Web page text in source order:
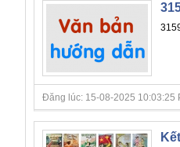
Đăng lúc: 15-08-2025 10:03:25